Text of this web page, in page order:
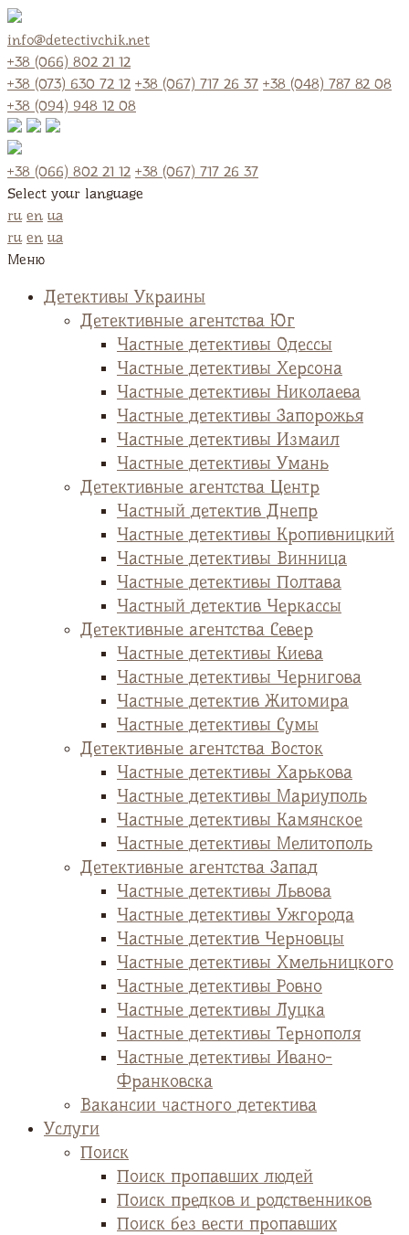
info@detectivchik.net
+38 (066) 802 21 12
+38 (073) 630 72 12 +38 (067) 717 26 37 +38 (048) 787 82 08
+38 (094) 948 12 08
+38 (066) 802 21 12 +38 (067) 717 26 37
Select your language
ru en ua
ru en ua
Меню
Детективы Украины
Детективные агентства Юг
Частные детективы Одессы
Частные детективы Херсона
Частные детективы Николаева
Частные детективы Запорожья
Частные детективы Измаил
Частные детективы Умань
Детективные агентства Центр
Частный детектив Днепр
Частные детективы Кропивницкий
Частные детективы Винница
Частные детективы Полтава
Частный детектив Черкассы
Детективные агентства Север
Частные детективы Киева
Частные детективы Чернигова
Частные детектив Житомира
Частные детективы Сумы
Детективные агентства Восток
Частные детективы Харькова
Частные детективы Мариуполь
Частные детективы Камянское
Частные детективы Мелитополь
Детективные агентства Запад
Частные детективы Львова
Частные детективы Ужгорода
Частные детектив Черновцы
Частные детективы Хмельницкого
Частные детективы Ровно
Частные детективы Луцка
Частные детективы Тернополя
Частные детективы Ивано-
Франковска
Вакансии частного детектива
Услуги
Поиск
Поиск пропавших людей
Поиск предков и родственников
Поиск без вести пропавших